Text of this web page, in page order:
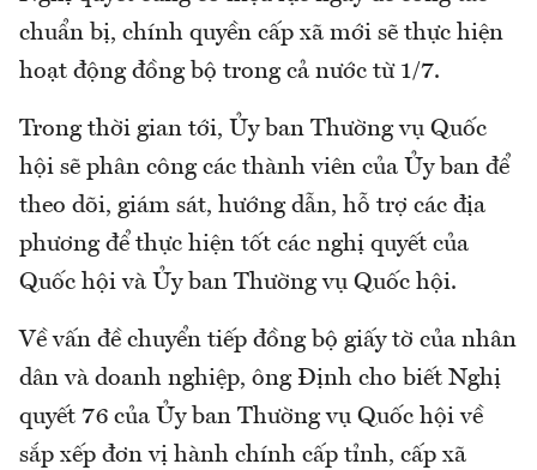
chuẩn bị, chính quyền cấp xã mới sẽ thực hiện
hoạt động đồng bộ trong cả nước từ 1/7.
Trong thời gian tới, Ủy ban Thường vụ Quốc
hội sẽ phân công các thành viên của Ủy ban để
theo dõi, giám sát, hướng dẫn, hỗ trợ các địa
phương để thực hiện tốt các nghị quyết của
Quốc hội và Ủy ban Thường vụ Quốc hội.
Về vấn đề chuyển tiếp đồng bộ giấy tờ của nhân
dân và doanh nghiệp, ông Định cho biết Nghị
quyết 76 của Ủy ban Thường vụ Quốc hội về
sắp xếp đơn vị hành chính cấp tỉnh, cấp xã